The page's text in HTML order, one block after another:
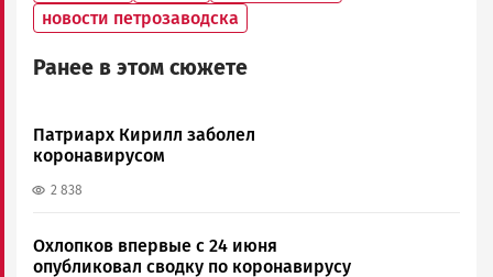
новости петрозаводска
Ранее в этом сюжете
Патриарх Кирилл заболел
коронавирусом
2 838
Охлопков впервые с 24 июня
опубликовал сводку по коронавирусу